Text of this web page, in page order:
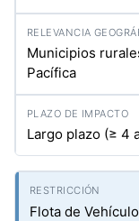
Municipios
Pacífica
Largo plazo (≥ 4
Flota de